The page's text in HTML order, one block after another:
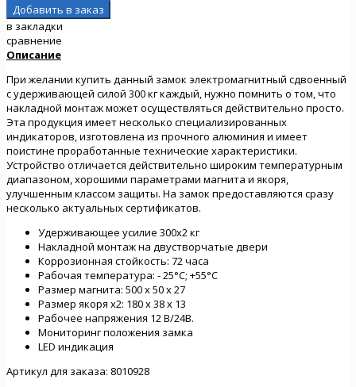
в закладки
сравнение
Описание
При желании купить данный замок электромагнитный сдвоенный
с удерживающей силой 300 кг каждый, нужно помнить о том, что
накладной монтаж может осуществляться действительно просто.
Эта продукция имеет несколько специализированных
индикаторов, изготовлена из прочного алюминия и имеет
поистине проработанные технические характеристики.
Устройство отличается действительно широким температурным
диапазоном, хорошими параметрами магнита и якоря,
улучшенным классом защиты. На замок предоставляются сразу
несколько актуальных сертификатов.
Удерживающее усилие 300х2 кг
Накладной монтаж на двустворчатые двери
Коррозионная стойкость: 72 часа
Рабочая температура: - 25°C; +55°C
Размер магнита: 500 х 50 х 27
Размер якоря х2: 180 х 38 х 13
Рабочее напряжения 12 В/24В.
Мониторинг положения замка
LED индикация
Артикул для заказа: 8010928